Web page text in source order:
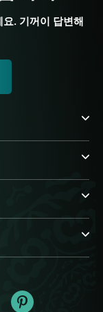
. 기꺼이 답변해